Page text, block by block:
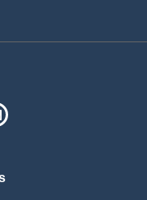
på Instagram